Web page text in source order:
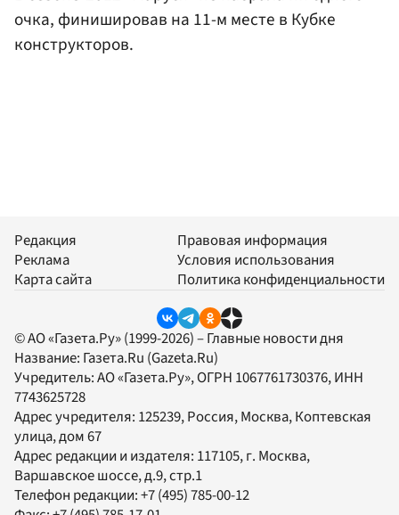
очка, финишировав на 11-м месте в Кубке
конструкторов.
Редакция
Реклама
Карта сайта
Правовая информация
Условия использования
Политика конфиденциальности
© АО «Газета.Ру» (1999-2026) – Главные новости дня
Название: Газета.Ru (Gazeta.Ru)
Учредитель:АО «Газета.Ру», ОГРН 1067761730376, ИНН
7743625728
Адрес учредителя: 125239, Россия, Москва, Коптевская
улица, дом 67
Адрес редакции и издателя: 117105, г. Москва,
Варшавское шоссе, д.9, стр.1
Телефон редакции:+7 (495) 785-00-12